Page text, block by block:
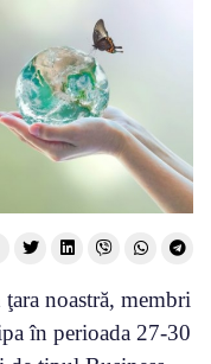
noastră, membri
în perioada 27-30